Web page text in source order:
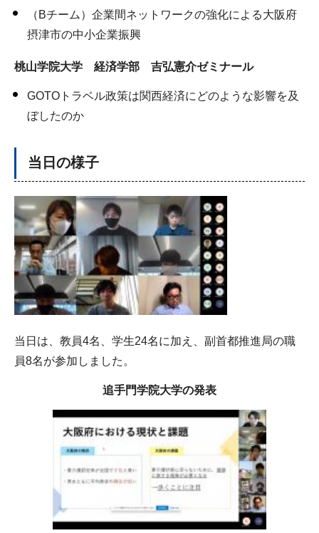
（Bチーム）企業間ネットワークの強化による大阪府
摂津市の中小企業振興
桃山学院大学 経済学部 吉弘憲介ゼミナール
GOTOトラベル政策は関西経済にどのような影響を及
ぼしたのか
当日の様子
当日は、教員4名、学生24名に加え、副首都推進局の職
員8名が参加しました。
追手門学院大学の発表